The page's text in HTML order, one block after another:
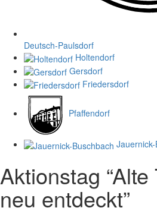
Deutsch-Paulsdorf
Holtendorf
Gersdorf
Friedersdorf
Pfaffendorf
Aktionstag
neu entdeckt”